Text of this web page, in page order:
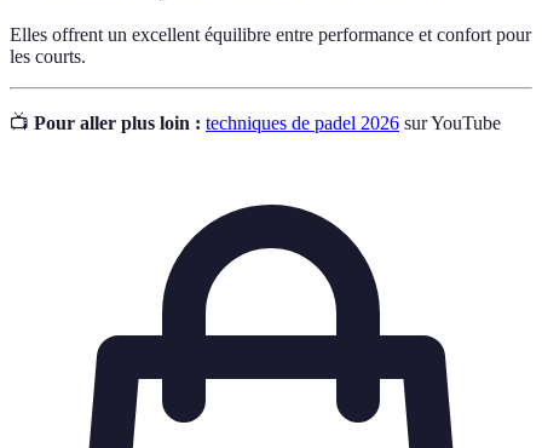
Elles offrent un excellent équilibre entre performance et confort pour
les courts.
📺 Pour aller plus loin : techniques de padel 2026 sur YouTube